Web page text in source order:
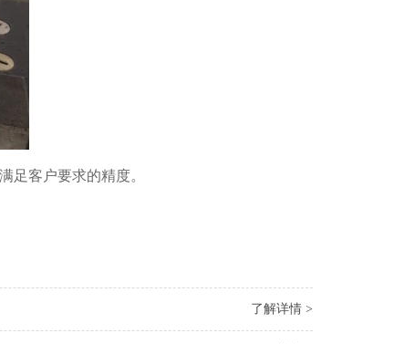
足客户要求的精度。
了解详情 >